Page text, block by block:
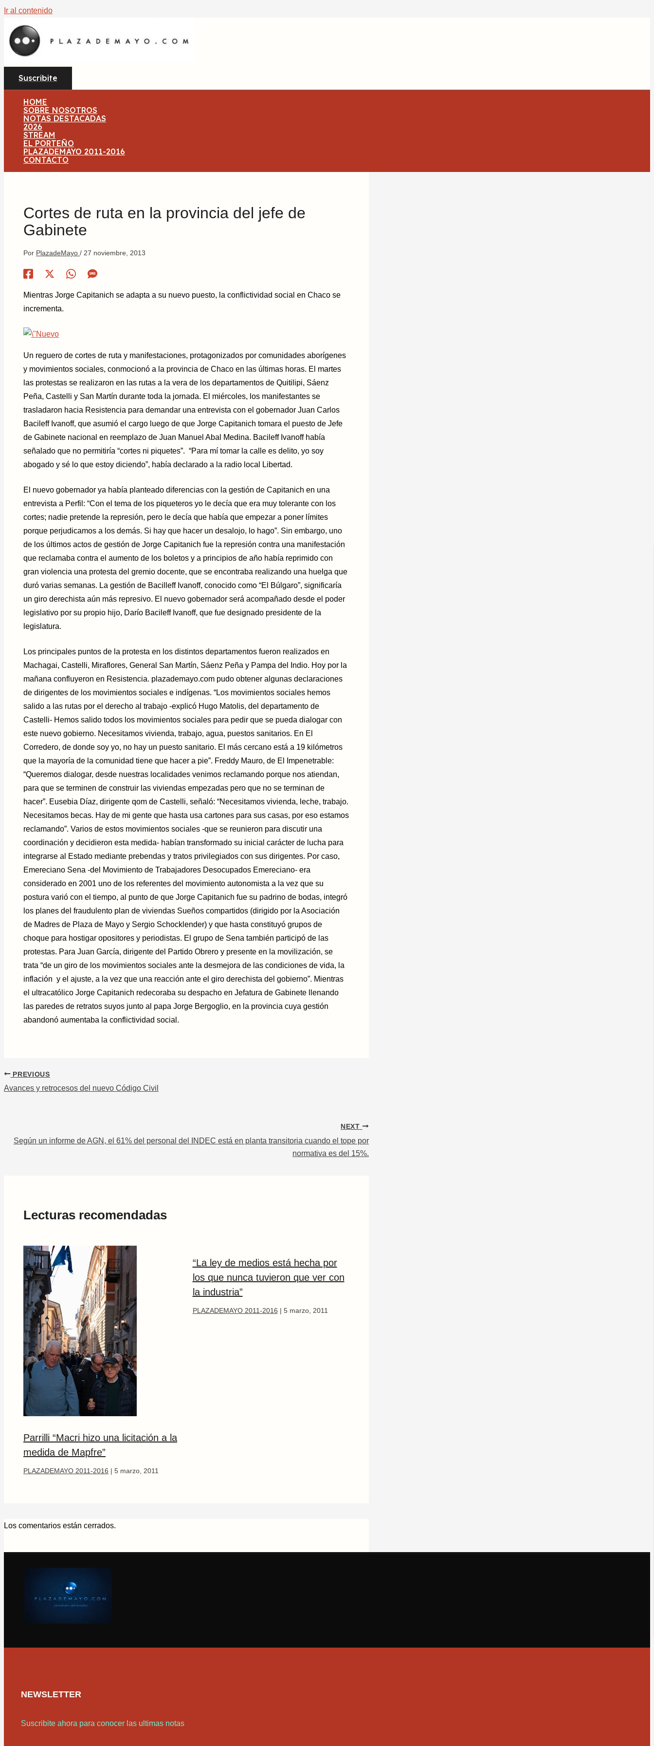
Ir al contenido
Suscribite
HOME
SOBRE NOSOTROS
NOTAS DESTACADAS
2026
STREAM
EL PORTEÑO
PLAZADEMAYO 2011-2016
CONTACTO
Cortes de ruta en la provincia del jefe de
Gabinete
Por PlazadeMayo / 27 noviembre, 2013
Mientras Jorge Capitanich se adapta a su nuevo puesto, la conflictividad social en Chaco se
incrementa.
Un reguero de cortes de ruta y manifestaciones, protagonizados por comunidades aborígenes
y movimientos sociales, conmocionó a la provincia de Chaco en las últimas horas. El martes
las protestas se realizaron en las rutas a la vera de los departamentos de Quitilipi, Sáenz
Peña, Castelli y San Martín durante toda la jornada. El miércoles, los manifestantes se
trasladaron hacia Resistencia para demandar una entrevista con el gobernador Juan Carlos
Bacileff Ivanoff, que asumió el cargo luego de que Jorge Capitanich tomara el puesto de Jefe
de Gabinete nacional en reemplazo de Juan Manuel Abal Medina. Bacileff Ivanoff había
señalado que no permitiría “cortes ni piquetes”. “Para mí tomar la calle es delito, yo soy
abogado y sé lo que estoy diciendo”, había declarado a la radio local Libertad.
El nuevo gobernador ya había planteado diferencias con la gestión de Capitanich en una
entrevista a Perfil: “Con el tema de los piqueteros yo le decía que era muy tolerante con los
cortes; nadie pretende la represión, pero le decía que había que empezar a poner límites
porque perjudicamos a los demás. Si hay que hacer un desalojo, lo hago”. Sin embargo, uno
de los últimos actos de gestión de Jorge Capitanich fue la represión contra una manifestación
que reclamaba contra el aumento de los boletos y a principios de año había reprimido con
gran violencia una protesta del gremio docente, que se encontraba realizando una huelga que
duró varias semanas. La gestión de Bacilleff Ivanoff, conocido como “El Búlgaro”, significaría
un giro derechista aún más represivo. El nuevo gobernador será acompañado desde el poder
legislativo por su propio hijo, Darío Bacileff Ivanoff, que fue designado presidente de la
legislatura.
Los principales puntos de la protesta en los distintos departamentos fueron realizados en
Machagai, Castelli, Miraflores, General San Martín, Sáenz Peña y Pampa del Indio. Hoy por la
mañana confluyeron en Resistencia. plazademayo.com pudo obtener algunas declaraciones
de dirigentes de los movimientos sociales e indígenas. “Los movimientos sociales hemos
salido a las rutas por el derecho al trabajo -explicó Hugo Matolis, del departamento de
Castelli- Hemos salido todos los movimientos sociales para pedir que se pueda dialogar con
este nuevo gobierno. Necesitamos vivienda, trabajo, agua, puestos sanitarios. En El
Corredero, de donde soy yo, no hay un puesto sanitario. El más cercano está a 19 kilómetros
que la mayoría de la comunidad tiene que hacer a pie”. Freddy Mauro, de El Impenetrable:
“Queremos dialogar, desde nuestras localidades venimos reclamando porque nos atiendan,
para que se terminen de construir las viviendas empezadas pero que no se terminan de
hacer”. Eusebia Díaz, dirigente qom de Castelli, señaló: “Necesitamos vivienda, leche, trabajo.
Necesitamos becas. Hay de mi gente que hasta usa cartones para sus casas, por eso estamos
reclamando”. Varios de estos movimientos sociales -que se reunieron para discutir una
coordinación y decidieron esta medida- habían transformado su inicial carácter de lucha para
integrarse al Estado mediante prebendas y tratos privilegiados con sus dirigentes. Por caso,
Emereciano Sena -del Movimiento de Trabajadores Desocupados Emereciano- era
considerado en 2001 uno de los referentes del movimiento autonomista a la vez que su
postura varió con el tiempo, al punto de que Jorge Capitanich fue su padrino de bodas, integró
los planes del fraudulento plan de viviendas Sueños compartidos (dirigido por la Asociación
de Madres de Plaza de Mayo y Sergio Schocklender) y que hasta constituyó grupos de
choque para hostigar opositores y periodistas. El grupo de Sena también participó de las
protestas. Para Juan García, dirigente del Partido Obrero y presente en la movilización, se
trata “de un giro de los movimientos sociales ante la desmejora de las condiciones de vida, la
inflación y el ajuste, a la vez que una reacción ante el giro derechista del gobierno”. Mientras
el ultracatólico Jorge Capitanich redecoraba su despacho en Jefatura de Gabinete llenando
las paredes de retratos suyos junto al papa Jorge Bergoglio, en la provincia cuya gestión
abandonó aumentaba la conflictividad social.
PREVIOUS
Avances y retrocesos del nuevo Código Civil
NEXT
Según un informe de AGN, el 61% del personal del INDEC está en planta transitoria cuando el tope por
normativa es del 15%.
Lecturas recomendadas
Parrilli “Macri hizo una licitación a la
medida de Mapfre”
PLAZADEMAYO 2011-2016 | 5 marzo, 2011
“La ley de medios está hecha por
los que nunca tuvieron que ver con
la industria”
PLAZADEMAYO 2011-2016 | 5 marzo, 2011
Los comentarios están cerrados.
NEWSLETTER
Suscribite ahora para conocer las ultimas notas